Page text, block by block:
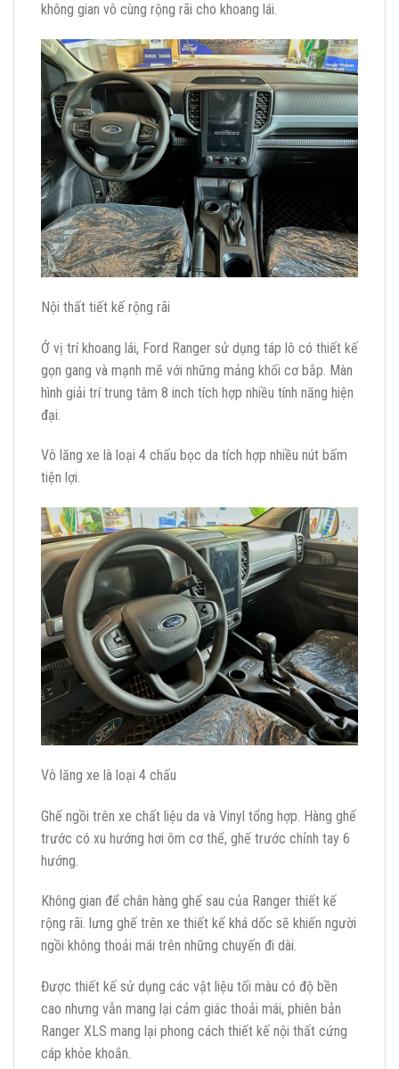
không gian vô cùng rộng rãi cho khoang lái.
Nội thất tiết kế rộng rãi
Ở vị trí khoang lái, Ford Ranger sử dụng táp lô có thiết kế
gọn gang và mạnh mẽ với những mảng khối cơ bắp. Màn
hình giải trí trung tâm 8 inch tích hợp nhiều tính năng hiện
đại.
Vô lăng xe là loại 4 chấu bọc da tích hợp nhiều nút bấm
tiện lợi.
Vô lăng xe là loại 4 chấu
Ghế ngồi trên xe chất liệu da và Vinyl tổng hợp. Hàng ghế
trước có xu hướng hơi ôm cơ thể, ghế trước chỉnh tay 6
hướng.
Không gian để chân hàng ghế sau của Ranger thiết kế
rộng rãi. lưng ghế trên xe thiết kế khá dốc sẽ khiến người
ngồi không thoải mái trên những chuyến đi dài.
Được thiết kế sử dụng các vật liệu tối màu có độ bền
cao nhưng vẫn mang lại cảm giác thoải mái, phiên bản
Ranger XLS mang lại phong cách thiết kế nội thất cứng
cáp khỏe khoắn.